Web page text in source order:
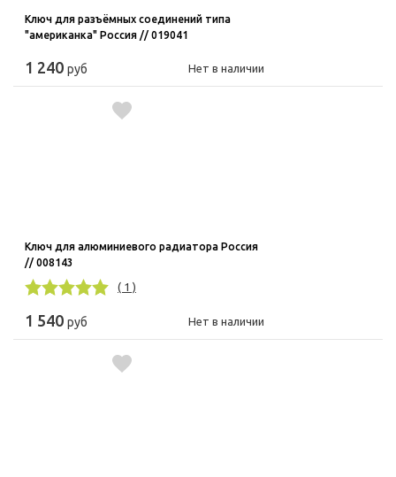
Ключ для разъёмных соединений типа
"американка" Россия // 019041
1 240 руб Нет в наличии
Ключ для алюминиевого радиатора Россия
// 008143
( 1 )
1 540 руб Нет в наличии